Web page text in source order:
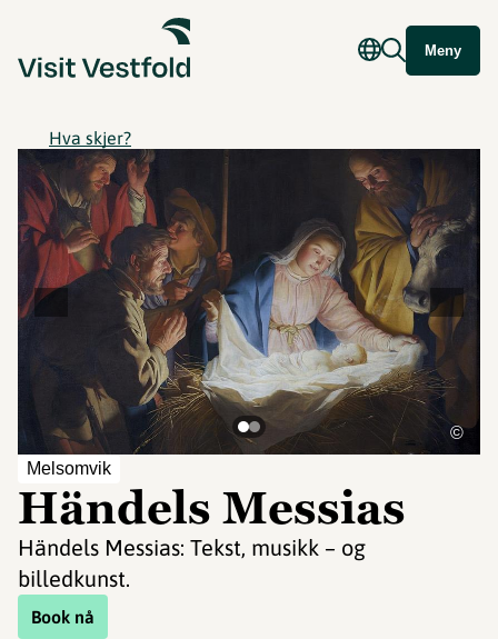
Meny
Hva skjer?
Melsomvik
Händels Messias
Händels Messias: Tekst, musikk – og
billedkunst.
Book nå
©